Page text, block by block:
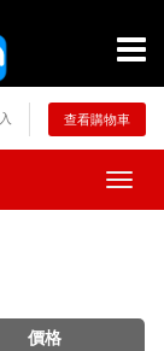
查看購物車
價格